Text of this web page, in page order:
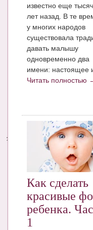
ЗДОРОВЬЕ
МОДА И КРАСОТА
КОНКУРСЫ
СООБЩЕСТВА
БЛОГИ
Календарь
Энциклопедия
МАМИНА БИБЛИОТЕКА
Имена. Святцы
Энциклопедия
Мамина
известно еще
лет назад. В те
у многих народов
существовала
давать малышу
одновременно два
имени: настоящее
Читать полностью
Как сделать
красивые
ребенка.
1